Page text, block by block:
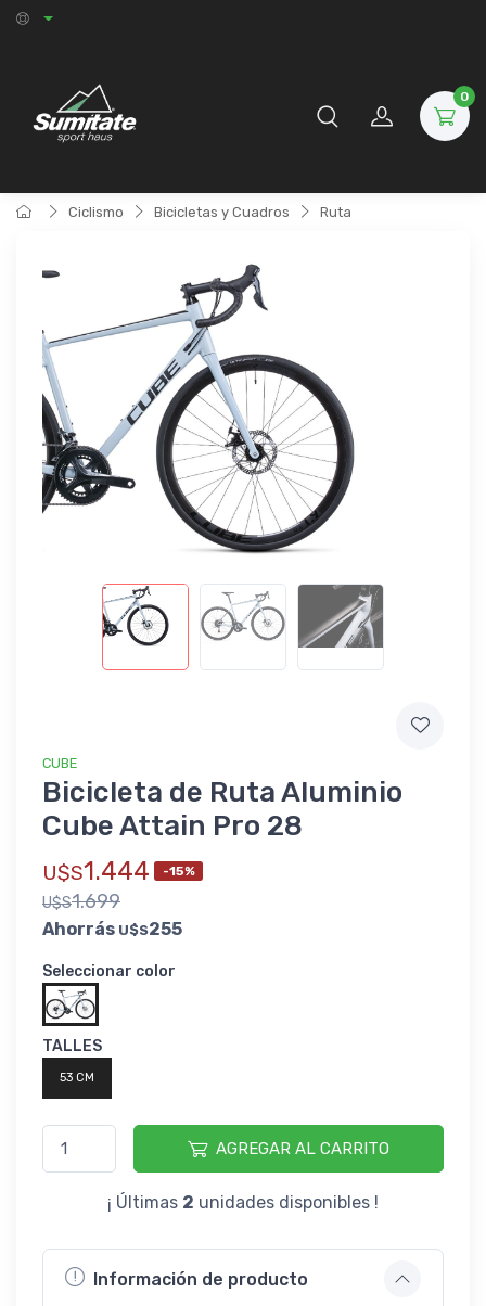
0
Ciclismo Bicicletas y Cuadros Ruta
CUBE
Bicicleta de Ruta Aluminio
Cube Attain Pro 28
U$S1.444 -15%
U$S1.699
Ahorrás U$S255
Seleccionar color
TALLES
53 CM
AGREGAR AL CARRITO
¡ Últimas 2 unidades disponibles !
Información de producto